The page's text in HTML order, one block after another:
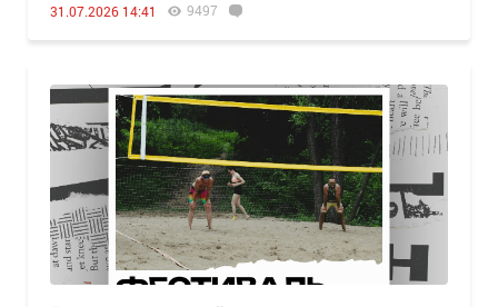
31.07.2026 14:41 9497